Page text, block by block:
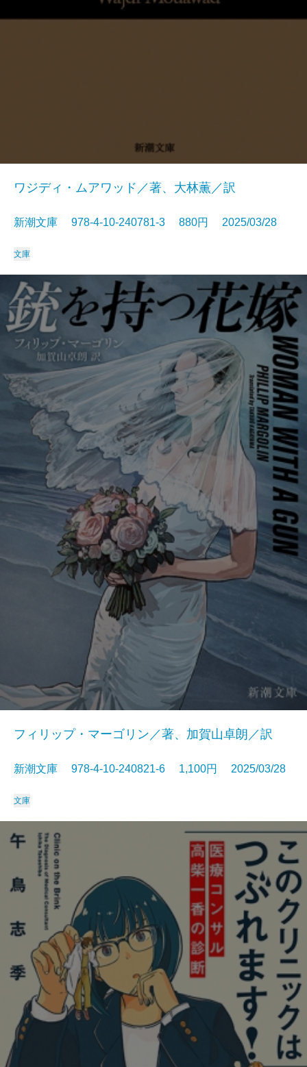
ワジディ・ムアワッド／著、大林薫／訳
新潮文庫 978-4-10-240781-3 880円 2025/03/28
文庫
フィリップ・マーゴリン／著、加賀山卓朗／訳
新潮文庫 978-4-10-240821-6 1,100円 2025/03/28
文庫